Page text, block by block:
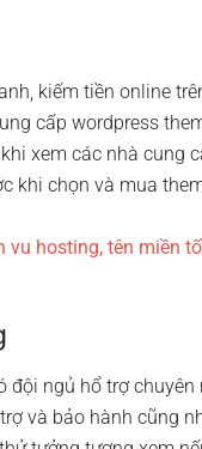
kiếm tiền online
cấp wordpress
xem các nhà cung
khi chọn và mua
vu hosting, tên miền
đội ngủ hổ trợ
và bảo hành cũng